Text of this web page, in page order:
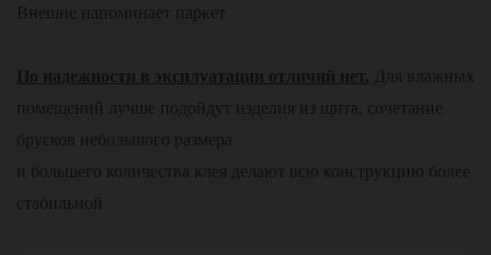
Внешне напоминает паркет
По надежности в эксплуатации отличий нет. Для влажных
помещений лучше подойдут изделия из щита, сочетание
брусков небольшого размера
и большего количества клея делают всю конструкцию более
стабильной